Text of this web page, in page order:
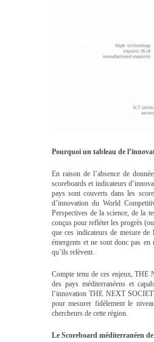
Pourquoi un tableau de
En raison de l’absence de
scoreboards et indicateurs
pays sont couverts dans les
d’innovation du World
Perspectives de la science, de la
conçus pour refléter les progrès
que ces indicateurs de mesure
émergents et ne sont donc pas
qu’ils relèvent.
Compte tenu de ces enjeux, THE
des pays méditerranéens et
l’innovation THE NEXT
pour mesurer fidèlement le
chercheurs de cette région.
Le Scoreboard méditerranéen